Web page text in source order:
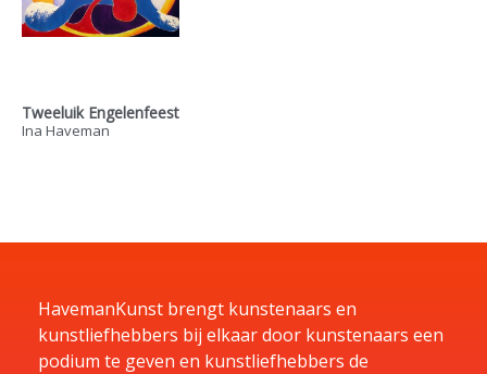
Tweeluik Engelenfeest
Ina Haveman
HavemanKunst brengt kunstenaars en
kunstliefhebbers bij elkaar door kunstenaars een
podium te geven en kunstliefhebbers de